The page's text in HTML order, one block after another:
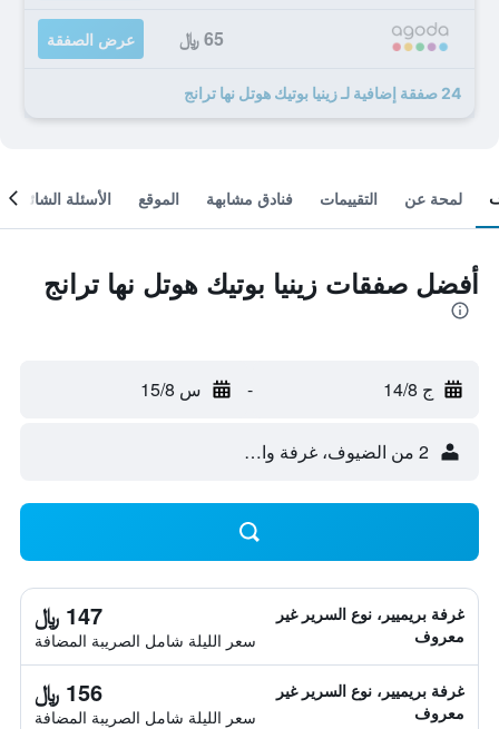
65 ﷼ عرض الصفقة
24 صفقة إضافية لـ زينيا بوتيك هوتل نها ترانج
لمحة عن التقييمات فنادق مشابهة الموقع الأسئلة الشائعة
أفضل صفقات زينيا بوتيك هوتل نها ترانج
ج 14/8 - س 15/8
2 من الضيوف، غرفة واحدة
غرفة بريميير، نوع السرير غير
معروف
147 ﷼
سعر الليلة شامل الصريبة المضافة
غرفة بريميير، نوع السرير غير
معروف
156 ﷼
سعر الليلة شامل الصريبة المضافة